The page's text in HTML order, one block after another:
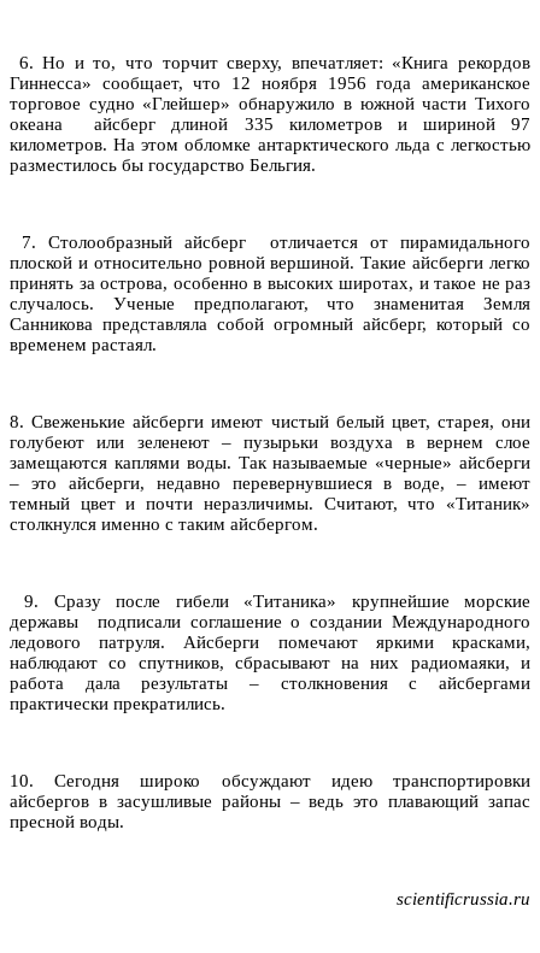
6. Но и то, что торчит сверху, впечатляет: «Книга рекордов
Гиннесса» сообщает, что 12 ноября 1956 года американское
торговое судно «Глейшер» обнаружило в южной части Тихого
океана айсберг длиной 335 километров и шириной 97
километров. На этом обломке антарктического льда с легкостью
разместилось бы государство Бельгия.
7. Столообразный айсберг отличается от пирамидального
плоской и относительно ровной вершиной. Такие айсберги легко
принять за острова, особенно в высоких широтах, и такое не раз
случалось. Ученые предполагают, что знаменитая Земля
Санникова представляла собой огромный айсберг, который со
временем растаял.
8. Свеженькие айсберги имеют чистый белый цвет, старея, они
голубеют или зеленеют – пузырьки воздуха в вернем слое
замещаются каплями воды. Так называемые «черные» айсберги
– это айсберги, недавно перевернувшиеся в воде, – имеют
темный цвет и почти неразличимы. Считают, что «Титаник»
столкнулся именно с таким айсбергом.
9. Сразу после гибели «Титаника» крупнейшие морские
державы подписали соглашение о создании Международного
ледового патруля. Айсберги помечают яркими красками,
наблюдают со спутников, сбрасывают на них радиомаяки, и
работа дала результаты – столкновения с айсбергами
практически прекратились.
10. Сегодня широко обсуждают идею транспортировки
айсбергов в засушливые районы – ведь это плавающий запас
пресной воды.
scientificrussia.ru